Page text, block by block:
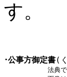
す。
･公事方御定書(
法典で